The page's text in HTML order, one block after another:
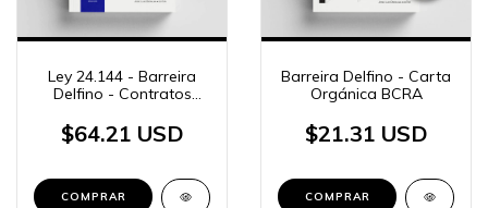
Ley 24.144 - Barreira
Delfino - Contratos
$64.21 USD
COMPRAR
Barreira Delfino - Carta
Orgánica BCRA
$21.31 USD
COMPRAR